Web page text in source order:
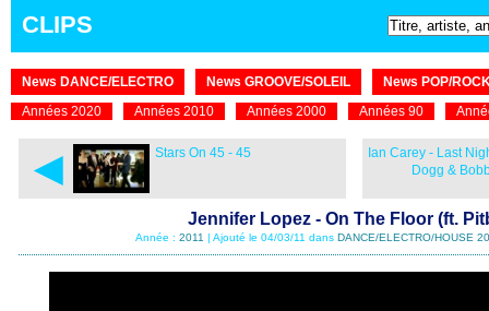
CLIPS
News DANCE/ELECTRO News GROOVE/SOLEIL
News POP/
Années 2020
Années 2010 Années 2000 Années 90
◄ Stars On 45 - 45
Ian Carey - Last
Dogg &
Jennifer Lopez - On The Floor (ft.
Année : 2011 | Ajouté le 04/03/11 dans DANCE/ELECTRO/HOUSE